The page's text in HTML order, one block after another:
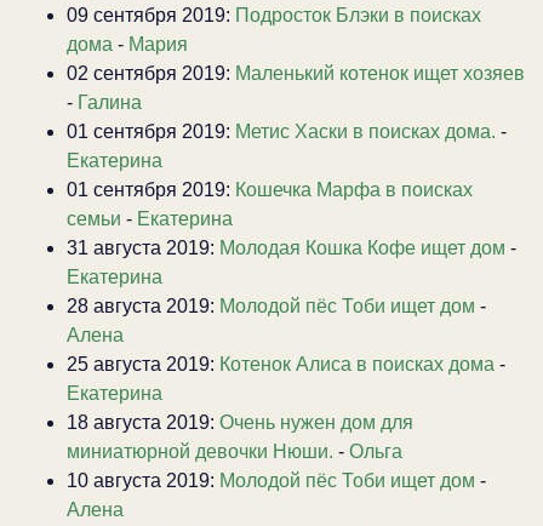
09 сентября 2019: Подросток Блэки в поисках
дома - Мария
02 сентября 2019: Маленький котенок ищет хозяев
- Галина
01 сентября 2019: Метис Хаски в поисках дома. -
Екатерина
01 сентября 2019: Кошечка Марфа в поисках
семьи - Екатерина
31 августа 2019: Молодая Кошка Кофе ищет дом -
Екатерина
28 августа 2019: Молодой пёс Тоби ищет дом -
Алена
25 августа 2019: Котенок Алиса в поисках дома -
Екатерина
18 августа 2019: Очень нужен дом для
миниатюрной девочки Нюши. - Ольга
10 августа 2019: Молодой пёс Тоби ищет дом -
Алена